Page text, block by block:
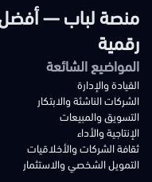
منصة لباب —
رقمية
المواضيع الشائعة
القيادة والإدارة
الشركات الناشئة والابتكار
التسويق والمبيعات
الإنتاجية والأداء
ثقافة الشركات والأخلاقيات
التمويل الشخصي والاستثمار